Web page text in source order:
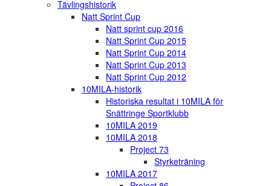
Tävlingshistorik
Natt Sprint Cup
Natt sprint cup 2016
Natt Sprint Cup 2015
Natt Sprint Cup 2014
Natt Sprint Cup 2013
Natt Sprint Cup 2012
10MILA-historik
Historiska resultat i 10MILA för
Snättringe Sportklubb
10MILA 2019
10MILA 2018
Project 73
Styrketräning
10MILA 2017